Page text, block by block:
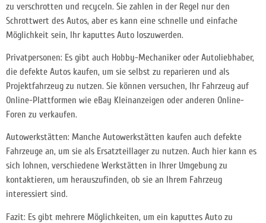
zu verschrotten und recyceln. Sie zahlen in der Regel nur den
Schrottwert des Autos, aber es kann eine schnelle und einfache
Möglichkeit sein, Ihr kaputtes Auto loszuwerden.
Privatpersonen: Es gibt auch Hobby-Mechaniker oder Autoliebhaber,
die defekte Autos kaufen, um sie selbst zu reparieren und als
Projektfahrzeug zu nutzen. Sie können versuchen, Ihr Fahrzeug auf
Online-Plattformen wie eBay Kleinanzeigen oder anderen Online-
Foren zu verkaufen.
Autowerkstätten: Manche Autowerkstätten kaufen auch defekte
Fahrzeuge an, um sie als Ersatzteillager zu nutzen. Auch hier kann es
sich lohnen, verschiedene Werkstätten in Ihrer Umgebung zu
kontaktieren, um herauszufinden, ob sie an Ihrem Fahrzeug
interessiert sind.
Fazit: Es gibt mehrere Möglichkeiten, um ein kaputtes Auto zu